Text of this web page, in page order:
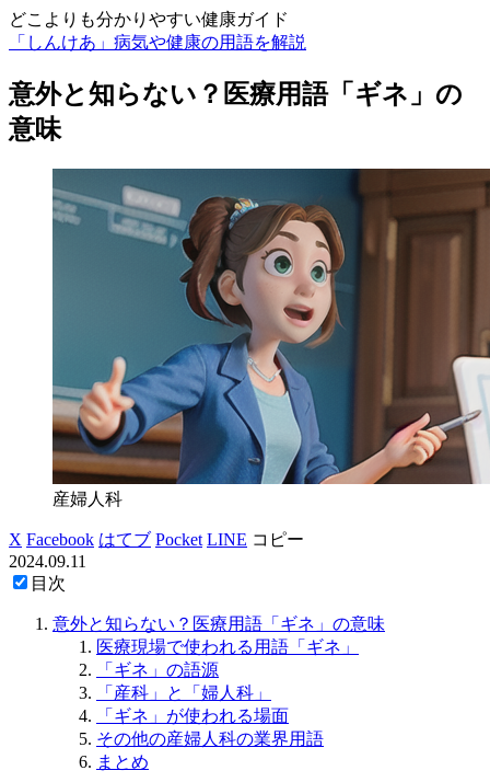
どこよりも分かりやすい健康ガイド
「しんけあ」病気や健康の用語を解説
意外と知らない？医療用語「ギネ」の
意味
産婦人科
X Facebook はてブ Pocket LINE コピー
2024.09.11
目次
意外と知らない？医療用語「ギネ」の意味
医療現場で使われる用語「ギネ」
「ギネ」の語源
「産科」と「婦人科」
「ギネ」が使われる場面
その他の産婦人科の業界用語
まとめ